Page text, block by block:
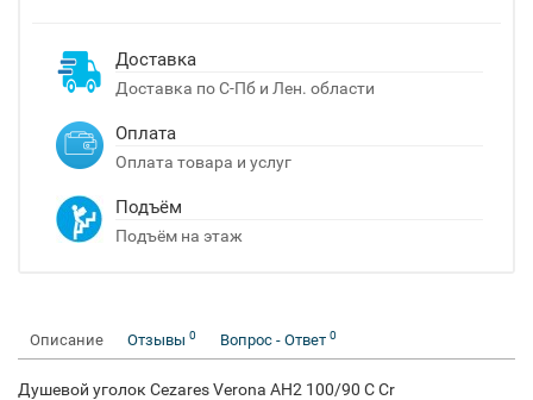
Доставка
Доставка по С-Пб и Лен. области
Оплата
Оплата товара и услуг
Подъём
Подъём на этаж
Описание Отзывы 0 Вопрос - Ответ 0
Душевой уголок Cezares Verona AH2 100/90 C Cr